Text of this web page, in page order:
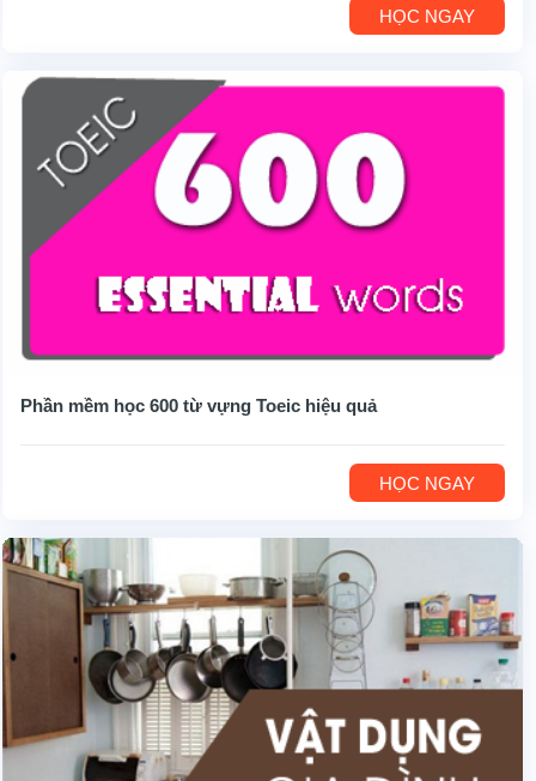
HỌC NGAY
Phần mềm học 600 từ vựng Toeic hiệu quả
HỌC NGAY